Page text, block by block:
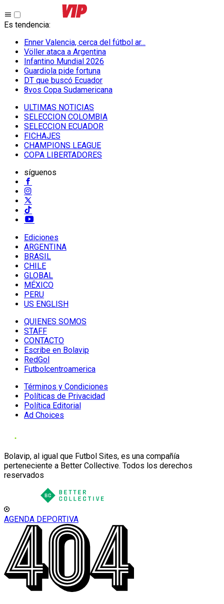
Es tendencia:
Enner Valencia, cerca del fútbol ar...
Völler ataca a Argentina
Infantino Mundial 2026
Guardiola pide fortuna
DT que buscó Ecuador
8vos Copa Sudamericana
ULTIMAS NOTICIAS
SELECCION COLOMBIA
SELECCION ECUADOR
FICHAJES
CHAMPIONS LEAGUE
COPA LIBERTADORES
síguenos
Ediciones
ARGENTINA
BRASIL
CHILE
GLOBAL
MÉXICO
PERU
US ENGLISH
QUIENES SOMOS
STAFF
CONTACTO
Escribe en Bolavip
RedGol
Futbolcentroamerica
Términos y Condiciones
Políticas de Privacidad
Política Editorial
Ad Choices
Bolavip, al igual que Futbol Sites, es una compañía
perteneciente a Better Collective. Todos los derechos
reservados
AGENDA DEPORTIVA